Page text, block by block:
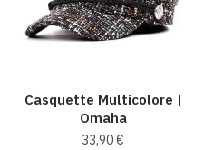
Casquette Multicolore |
Omaha
33,90€